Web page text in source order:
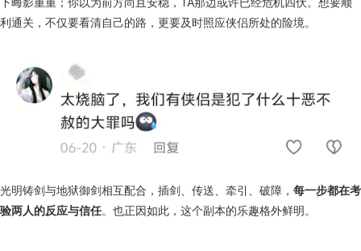
利通关，不仅要看清自己的路，更要及时照应侠侣所处的险境。
光明铸剑与地狱御剑相互配合，插剑、传送、牵引、破障， 每一步都在考
验两人的反应与信任。也正因如此，这个副本的乐趣格外鲜明。